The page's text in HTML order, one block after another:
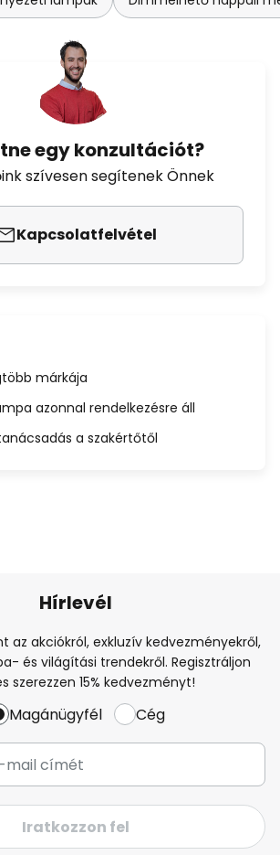
egy konzultációt?
szívesen segítenek Önnek
Kapcsolatfelvétel
márkája
azonnal rendelkezésre áll
a szakértőtől
Hírlevél
az akciókról, exkluzív kedvezményekről,
és világítási trendekről. Regisztráljon
szerezzen 15% kedvezményt!
Magánügyfél Cég
Iratkozzon fel